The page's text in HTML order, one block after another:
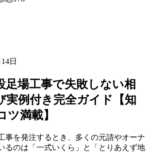
日
足場工事で失敗しない相
実例付き完全ガイド【知
ツ満載】
事を発注するとき、多くの元請やオーナ
るのは「一式いくら」と「とりあえず地